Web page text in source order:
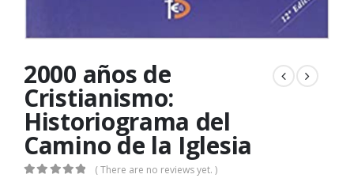
2000 años de
Cristianismo:
Historiograma del
Camino de la Iglesia
( There are no reviews yet. )